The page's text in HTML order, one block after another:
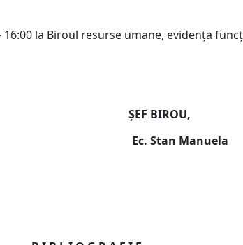
la Biroul resurse umane, evidenţa
ŞEF BIROU,
Ec. Stan Manuela